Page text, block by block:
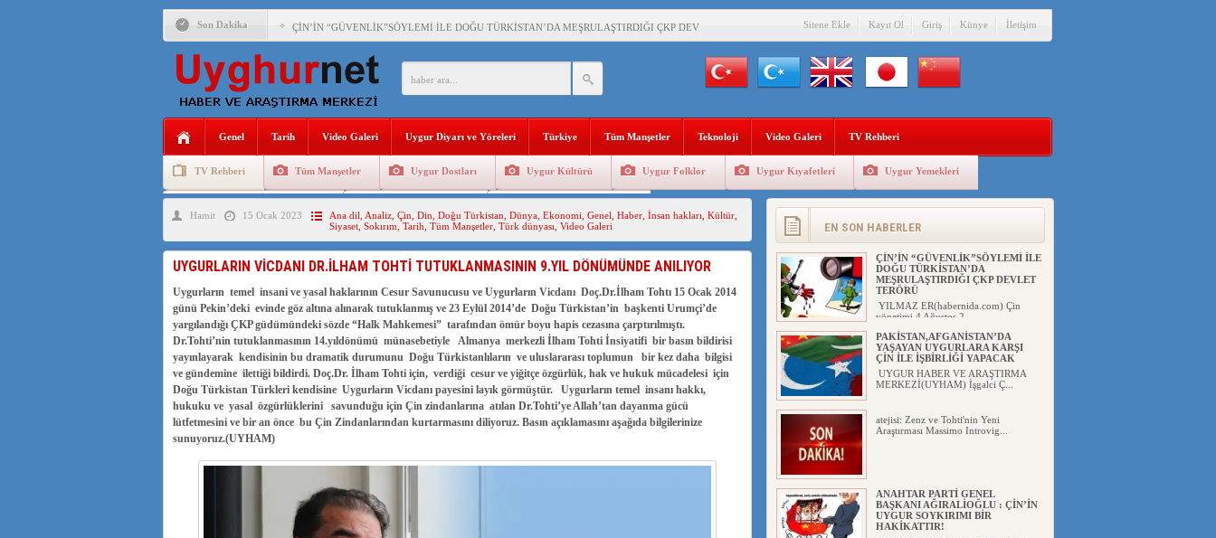
Son Dakika ÇİN’İN “GÜVENLİK”SÖYLEMİ İLE DOĞU TÜRKİSTAN’DA MEŞRULAŞTIRDIĞI ÇKP DEVLET TERÖRÜ
PAKİSTAN,AFGANİSTAN’DA YAŞAYAN UYGURLARA KARŞI ÇİN İLE İŞBİRLİĞİ YAPACAK
ANAHTAR PARTİ GENEL BAŞKANI AĞIRALİOĞLU : ÇİN’İN UYGUR SOYKIRIMI BİR HAKİKATTIR!
ÇİN’İN DOĞU TÜRKİSTAN’DAKİ UYGULAMALARI SİSTEMATİK POSTMODERN BİR SOYKIRIMDIR!
150 YILDIR KAYNAYAN YARAMIZ : ÇİN İŞGALİNDEKİ DOĞU TÜRKİSTAN
ÇİN’İN UYGUR POLİTİKALARINI ÖVEN DİYANET AKADEMİSİ BAŞKANI’NA TEPKİLER SÜRÜYOR
Sitene Ekle Kayıt Ol Giriş Künye İletişim
Genel Tarih Video Galeri Uygur Diyarı ve Yöreleri Türkiye Tüm Manşetler Teknoloji Video Galeri TV Rehberi
TV Rehberi Tüm Manşetler Uygur Dostları Uygur Kültürü Uygur Folklor Uygur Kıyafetleri Uygur Yemekleri
Uygurlarda Düğün ve Cenaze
Hamit 15 Ocak 2023 Ana dil Analiz, Çin Din Doğu Türkistan Dünya, Ekonomi Genel Haber, İnsan hakları Kültür,
Siyaset, Sokırım Tarih Tüm Manşetler, Türk dünyası Video Galeri
UYGURLARIN VİCDANI DR.İLHAM TOHTİ TUTUKLANMASININ 9.YIL DÖNÜMÜNDE ANILIYOR
Uygurların temel insani ve yasal haklarının Cesur Savunucusu ve Uygurların Vicdanı Doç.Dr.İlham Tohtı 15 Ocak 2014
günü Pekin’deki evinde göz altına alınarak tutuklanmış ve 23 Eylül 2014’de Doğu Türkistan’in başkenti Urumçi’de
yargılandığı ÇKP güdümündeki sözde “Halk Mahkemesi” tarafından ömür boyu hapis cezasına çarptırılmıştı.
Dr.Tohti’nin tutuklanmasının 14.yıldönümü münasebetiyle Almanya merkezli İlham Tohti İnsiyatifi bir basın bildirisi
yayınlayarak kendisinin bu dramatik durumunu Doğu Türkistanlıların ve uluslararası toplumun bir kez daha bilgisi
ve gündemine ilettiği bildirdi. Doç.Dr. İlham Tohti için, verdiği cesur ve yiğitçe özgürlük, hak ve hukuk mücadelesi için
Doğu Türkistan Türkleri kendisine Uygurların Vicdanı payesini layık görmüştür. Uygurların temel insanı hakkı,
hukuku ve yasal özgürlüklerini savunduğu için Çin zindanlarına atılan Dr.Tohti’ye Allah’tan dayanma gücü
lütfetmesini ve bir an önce bu Çin Zindanlarından kurtarmasını diliyoruz. Basın açıklamasını aşağıda bilgilerinize
sunuyoruz.(UYHAM)
EN SON HABERLER
ÇİN’İN “GÜVENLİK”SÖYLEMİ İLE
DOĞU TÜRKİSTAN’DA
MEŞRULAŞTIRDIĞI ÇKP DEVLET
TERÖRÜ
YILMAZ ER(habernida.com) Çin
yönetimi 4 Ağustos 2...
PAKİSTAN,AFGANİSTAN’DA
YAŞAYAN UYGURLARA KARŞI
ÇİN İLE İŞBİRLİĞİ YAPACAK
UYGUR HABER VE ARAŞTIRMA
MERKEZİ(UYHAM) İşgalci Ç...
atejisi: Zenz ve Tohti'nin Yeni
Araştırması Massimo Introvig...
ANAHTAR PARTİ GENEL
BAŞKANI AĞIRALİOĞLU : ÇİN’İN
UYGUR SOYKIRIMI BİR
HAKİKATTIR!